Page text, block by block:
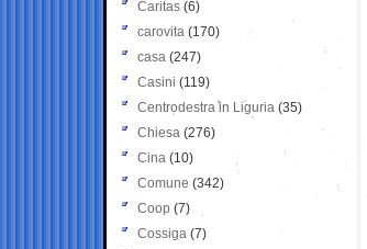
Caritas (6)
carovita (170)
casa (247)
Casini (119)
Centrodestra in Liguria (35)
Chiesa (276)
Cina (10)
Comune (342)
Coop (7)
Cossiga (7)